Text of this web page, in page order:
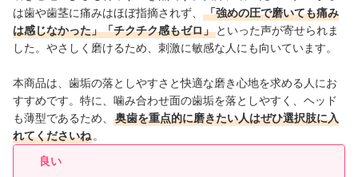
は歯や歯茎に痛みはほぼ指摘されず、
「強めの圧で磨いても痛み
は感じなかった」「チクチク感もゼロ」 といった声が寄せられま
した。やさしく磨けるため、刺激に敏感な人にも向いています。
本商品は、歯垢の落としやすさと快適な磨き心地を求める人にお
すすめです。特に、噛み合わせ面の歯垢を落としやすく、ヘッド
も薄型であるため、
奥歯を重点的に磨きたい人はぜひ選択肢に入
れてくださいね 。
良い